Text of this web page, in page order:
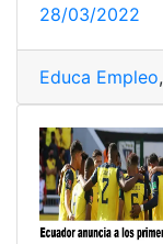
28/03/2022
Educa Empleo,